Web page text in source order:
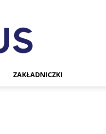
ZAKŁADNICZKI